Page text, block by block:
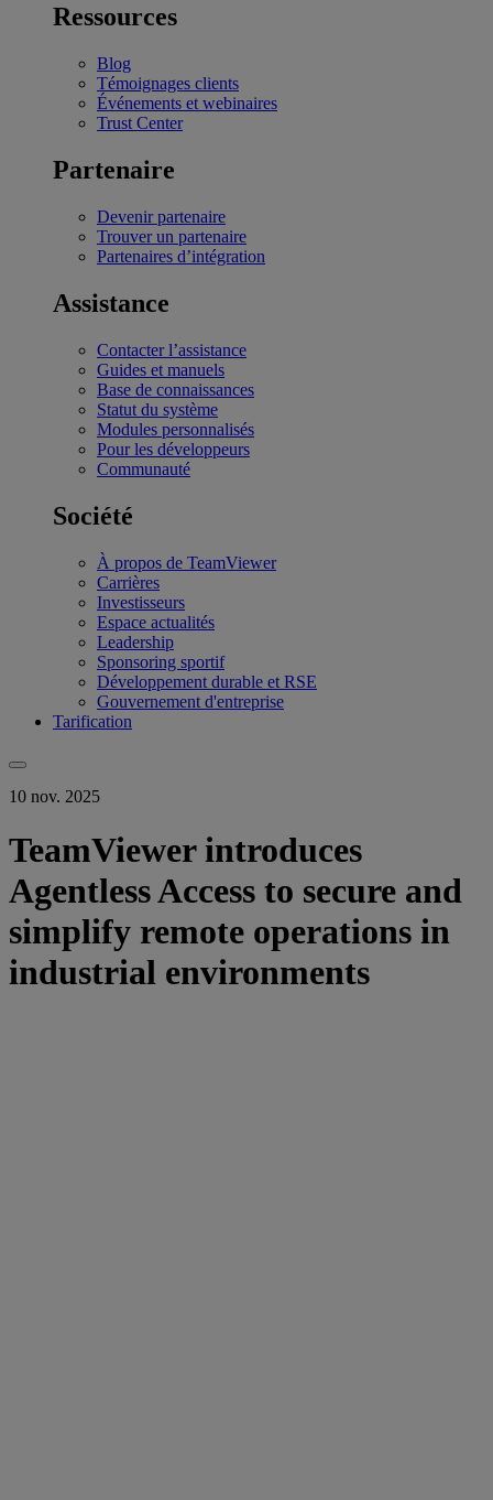
Ressources
Blog
Témoignages clients
Événements et webinaires
Trust Center
Partenaire
Devenir partenaire
Trouver un partenaire
Partenaires d’intégration
Assistance
Contacter l’assistance
Guides et manuels
Base de connaissances
Statut du système
Modules personnalisés
Pour les développeurs
Communauté
Société
À propos de TeamViewer
Carrières
Investisseurs
Espace actualités
Leadership
Sponsoring sportif
Développement durable et RSE
Gouvernement d'entreprise
Tarification
10 nov. 2025
TeamViewer introduces
Agentless Access to secure and
simplify remote operations in
industrial environments